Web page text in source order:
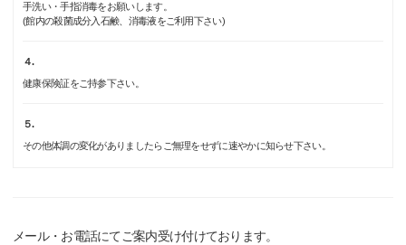
手洗い・手指消毒をお願いします。
(館内の殺菌成分入石鹸、消毒液をご利用下さい)
４.
健康保険証をご持参下さい。
５.
その他体調の変化がありましたらご無理をせずに速やかに知らせ下さい。
メール・お電話にてご案内受け付けております。